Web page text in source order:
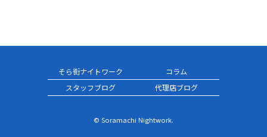
そら街ナイトワーク
コラム
スタッフブログ
代理店ブログ
© Soramachi Nightwork.